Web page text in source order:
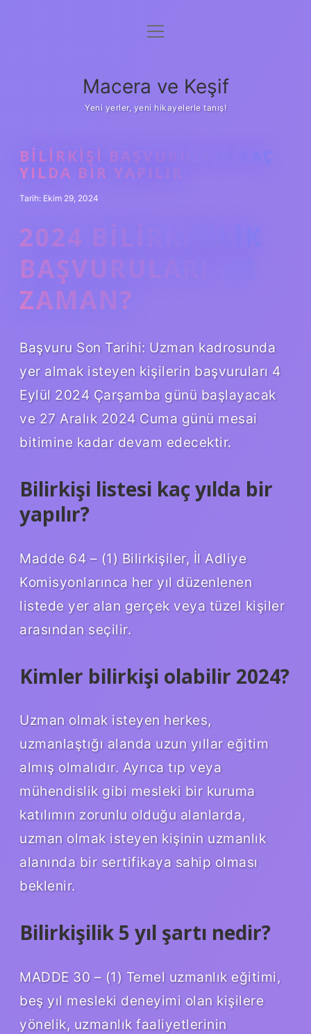
Anasayfa
Yasal Uyarı
menüyü
Macera ve Keşif
Yeni yerler, yeni hikayelerle tanış!
BILIRKIŞI BAŞVURULARI KAÇ
YILDA BIR YAPILIR
Tarih: Ekim 29, 2024
2024 BILIRKIŞILIK
BAŞVURULARI NE
ZAMAN?
Başvuru Son Tarihi: Uzman kadrosunda
yer almak isteyen kişilerin başvuruları 4
Eylül 2024 Çarşamba günü başlayacak
ve 27 Aralık 2024 Cuma günü mesai
bitimine kadar devam edecektir.
Bilirkişi listesi kaç yılda bir
yapılır?
Madde 64 – (1) Bilirkişiler, İl Adliye
Komisyonlarınca her yıl düzenlenen
listede yer alan gerçek veya tüzel kişiler
arasından seçilir.
Kimler bilirkişi olabilir 2024?
Uzman olmak isteyen herkes,
uzmanlaştığı alanda uzun yıllar eğitim
almış olmalıdır. Ayrıca tıp veya
mühendislik gibi mesleki bir kuruma
katılımın zorunlu olduğu alanlarda,
uzman olmak isteyen kişinin uzmanlık
alanında bir sertifikaya sahip olması
beklenir.
Bilirkişilik 5 yıl şartı nedir?
MADDE 30 – (1) Temel uzmanlık eğitimi,
beş yıl mesleki deneyimi olan kişilere
yönelik, uzmanlık faaliyetlerinin